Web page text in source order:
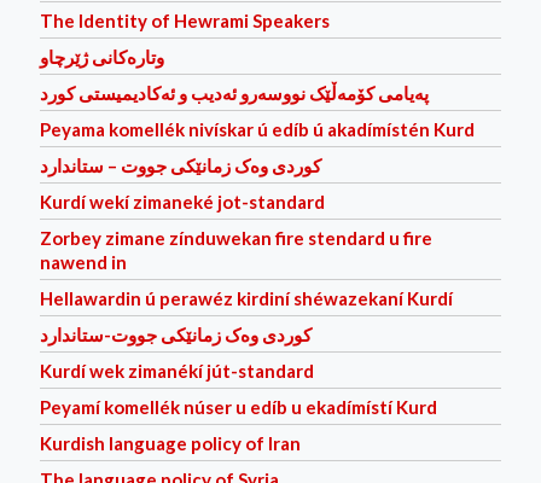
The Identity of Hewrami Speakers
وتاره‌كانی ژێرچاو
پەیامی کۆمەڵێک نووسەرو ئەدیب و ئەکادیمیستی کورد
Peyama komellék nivískar ú edíb ú akadímístén Kurd
کوردی وه‌ک زمانێکی جووت – ستاندارد
Kurdí wekí zimaneké jot-standard
Zorbey zimane zínduwekan fire stendard u fire
nawend in
Hellawardin ú perawéz kirdiní shéwazekaní Kurdí
کوردی وه‌ک زمانێکی جووت-ستاندارد
Kurdí wek zimanékí jút-standard
Peyamí komellék núser u edíb u ekadímístí Kurd
Kurdish language policy of Iran